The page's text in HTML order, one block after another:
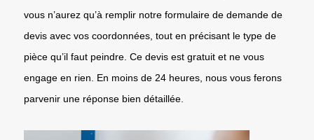
vous n’aurez qu’à remplir notre formulaire de demande de
devis avec vos coordonnées, tout en précisant le type de
pièce qu’il faut peindre. Ce devis est gratuit et ne vous
engage en rien. En moins de 24 heures, nous vous ferons
parvenir une réponse bien détaillée.